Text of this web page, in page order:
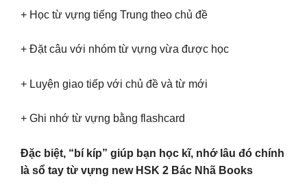
+ Học từ vựng tiếng Trung theo chủ đề
+ Đặt câu với nhóm từ vựng vừa được học
+ Luyện giao tiếp với chủ đề và từ mới
+ Ghi nhớ từ vựng bằng flashcard
Đặc biệt, “bí kíp” giúp bạn học kĩ, nhớ lâu đó chính
là sổ tay từ vựng new HSK 2 Bác Nhã Books